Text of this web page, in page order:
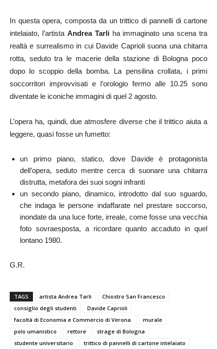
In questa opera, composta da un trittico di pannelli di cartone
intelaiato, l’artista Andrea Tarliha immaginato una scena tra
realtà e surrealismo in cui Davide Caprioli suona una chitarra
rotta, seduto tra le macerie della stazione di Bologna poco
dopo lo scoppio della bomba. La pensilina crollata, i primi
soccorritori improvvisati e l’orologio fermo alle 10.25 sono
diventate le iconiche immagini di quel 2 agosto.
L’opera ha, quindi, due atmosfere diverse che il trittico aiuta a
leggere, quasi fosse un fumetto:
un primo piano, statico, dove Davide è protagonista
dell’opera, seduto mentre cerca di suonare una chitarra
distrutta, metafora dei suoi sogni infranti
un secondo piano, dinamico, introdotto dal suo sguardo,
che indaga le persone indaffarate nel prestare soccorso,
inondate da una luce forte, irreale, come fosse una vecchia
foto sovraesposta, a ricordare quanto accaduto in quel
lontano 1980.
G.R.
TAGS artista Andrea Tarli
Chiostro San Francesco
consiglio degli studenti
Davide Caprioli
facoltà di Economia e Commercio di Verona.
murale
polo umanistico
rettore
strage di Bologna
studente universitario
trittico di pannelli di cartone intelaiato